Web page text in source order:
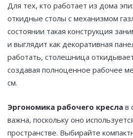
Для тех, кто работает из дома
откидные столы с механизмом
состоянии такая конструкция
и выглядит как декоративная
работать, столешница
создавая полноценное рабочее
см.
Эргономика рабочего кресла в
важна, поскольку оно
пространстве. Выбирайте